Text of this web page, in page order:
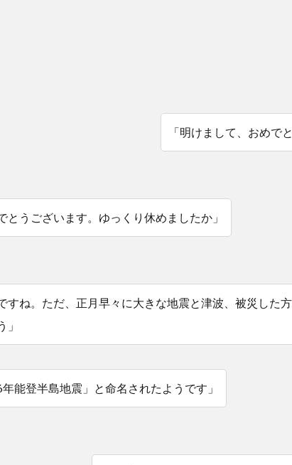
「明けまして、おめで
とうございます。ゆっくり休めましたか」
すね。ただ、正月早々に大きな地震と津波、被災した
」
年能登半島地震」と命名されたようです」